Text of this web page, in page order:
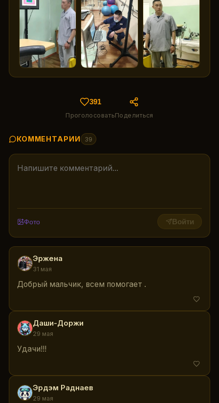
391
ПроголосоватьПоделиться
КОММЕНТАРИИ 39
Фото Войти
Э
Эржена
31 мая
Добрый мальчик, всем помогает .
Д
Даши-Доржи
29 мая
Удачи!!!
Э
Эрдэм Раднаев
29 мая